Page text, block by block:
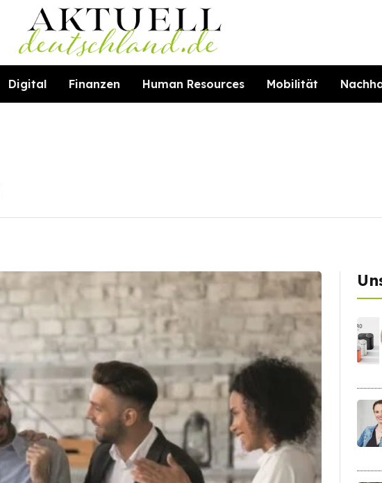
Digital Finanzen Human Resources Mobilität